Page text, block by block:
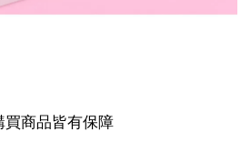
商品皆有保障